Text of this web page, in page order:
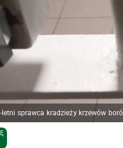
letni sprawca kradzieży krzewów